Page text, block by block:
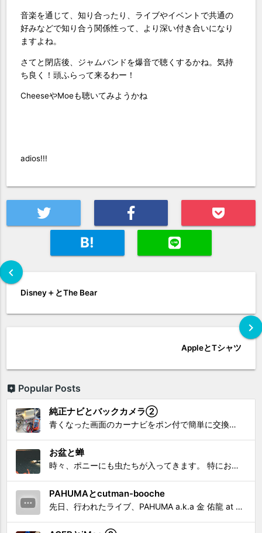
音楽を通じて、知り合ったり、ライブやイベントで共通の
好みなどで知り合う関係性って、より深い付き合いになり
ますよね。
さてと閉店後、ジャムバンドを爆音で聴くするかね。気持
ち良く！頭ふらって来るわー！
CheeseやMoeも聴いてみようかね
adios!!!
B!
chevron_left
Disney＋とThe Bear
chevron_right
AppleとTシャツ
Popular Posts
純正ナビとバックカメラ②
青くなった画面のカーナビをポン付で簡単に交換、出来ると思っていたら意外と闇多め!!!なDAY①から続く今回は、DAY②。 テスターで調べてみたのだが、結果的にバックカメラからナビ裏まで来てる、配線を見つけることが出来なかった前回。気付けば闇w。 さてさて、この頃のDVDナビ的なT...
お盆と蝉
時々、ポニーにも虫たちが入ってきます。 特にお盆の頃はどの虫かと気になり探してしまう。 今まではキリギリスやすいっちょん、今思えば今年は蝉だったのかな。
PAHUMAとcutman-booche
先日、行われたライブ、PAHUMA a.k.a 金 佑龍 at PONY'STOYから〜 cutman-booche時代の楽曲「立ち上がれ」を映像化させてもらいました。 茅ヶ崎の名店 FROGGIES〜さんで ウリョンはマンススリー・ライブを行っています！ そのライブでウ...